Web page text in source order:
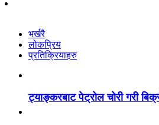
भर्खरै
लोकप्रिय
प्रतिक्रियाहरु
ट्याङ्करबाट पेट्रोल चोरी गरी